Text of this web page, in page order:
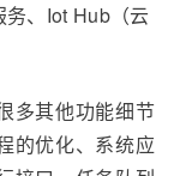
、Iot Hub（云
多其他功能细节
的优化、系统应